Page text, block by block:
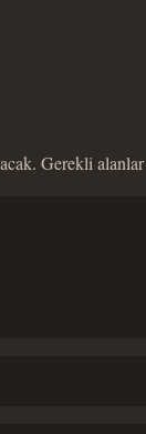
Gerekli alanlar